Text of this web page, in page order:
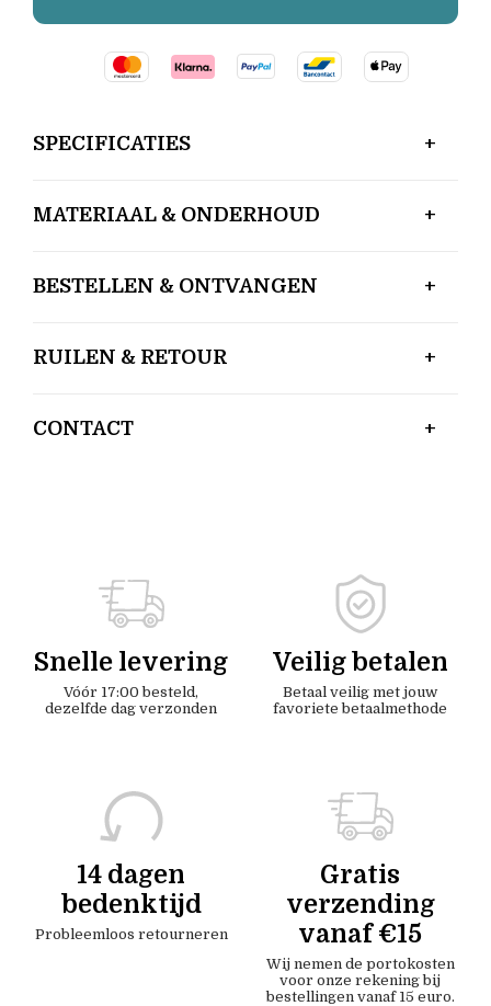
SPECIFICATIES
MATERIAAL & ONDERHOUD
BESTELLEN & ONTVANGEN
RUILEN & RETOUR
CONTACT
Snelle levering
Vóór 17:00 besteld,
dezelfde dag verzonden
Veilig betalen
Betaal veilig met jouw
favoriete betaalmethode
14 dagen
bedenktijd
Probleemloos retourneren
Gratis
verzending
vanaf €15
Wij nemen de portokosten
voor onze rekening bij
bestellingen vanaf 15 euro.